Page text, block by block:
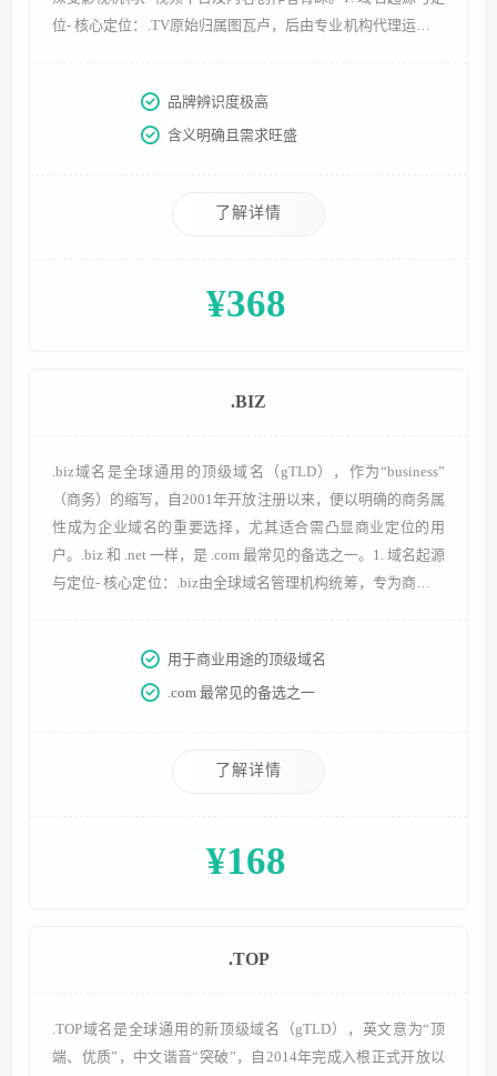
位- 核心定位：.TV原始归属图瓦卢，后由专业机构代理运营并
开放历程：20世纪90年代末开始逐步开放全球注册，随着视频
行业兴起，其应用场景不断拓展，从传统影视
品牌辨识度极高
含义明确且需求旺盛
了解详情
¥368
.BIZ
.biz域名是全球通用的顶级域名（gTLD），作为“business”
（商务）的缩写，自2001年开放注册以来，便以明确的商务属
性成为企业域名的重要选择，尤其适合需凸显商业定位的用
户。.biz 和 .net 一样，是 .com 最常见的备选之一。1. 域名起源
与定位- 核心定位：.biz由全球域名管理机构统筹，专为商务场
热烈，首分钟注册量就高达32197个，迅速成为.com域名之外
用于商业用途的顶级域名
.com 最常见的备选之一
了解详情
¥168
.TOP
.TOP域名是全球通用的新顶级域名（gTLD），英文意为“顶
端、优质”，中文谐音“突破”，自2014年完成入根正式开放以